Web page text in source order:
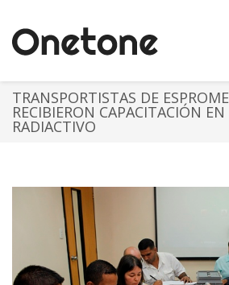
TRANSPORTISTAS DE
RECIBIERON CAPACITACIÓN
RADIACTIVO